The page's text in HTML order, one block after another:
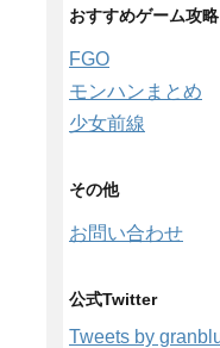
おすすめゲーム攻略
FGO
モンハンまとめ
少女前線
その他
お問い合わせ
公式Twitter
Tweets by